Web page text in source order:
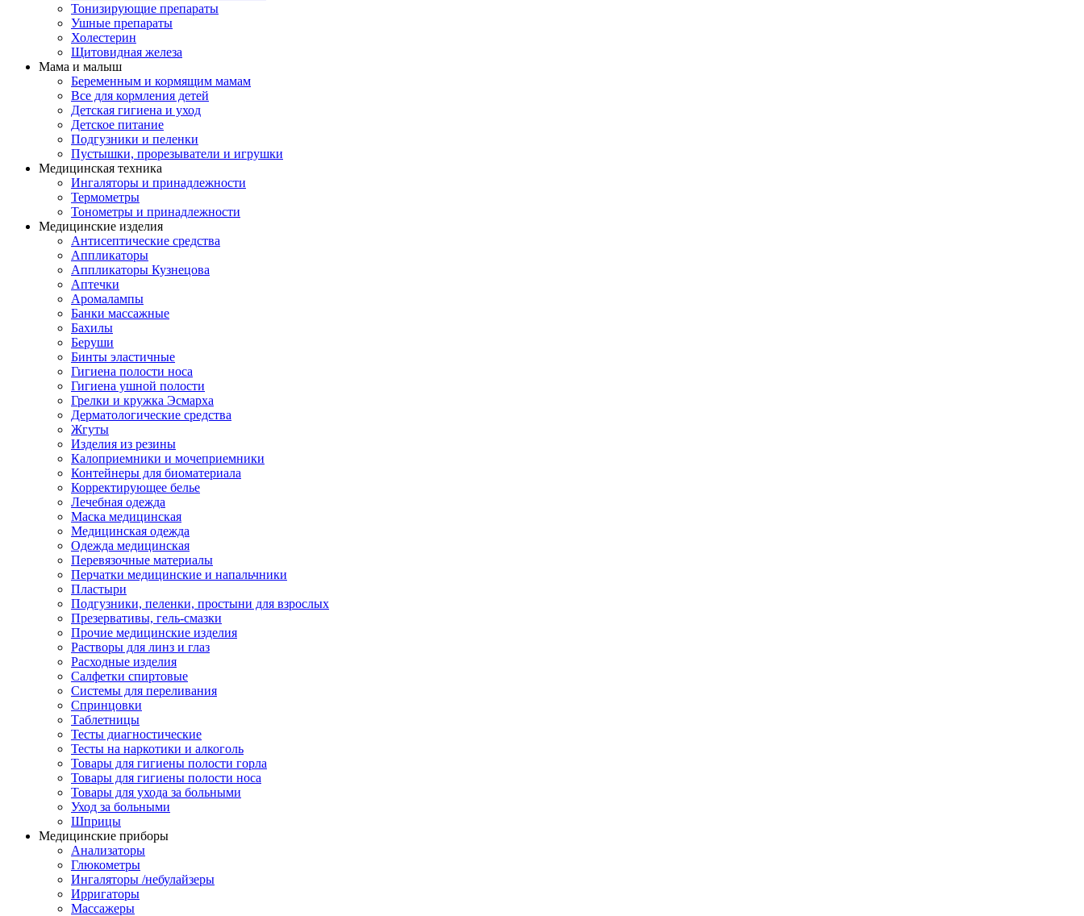
Тонизирующие препараты
Ушные препараты
Холестерин
Щитовидная железа
Мама и малыш
Беременным и кормящим мамам
Все для кормления детей
Детская гигиена и уход
Детское питание
Подгузники и пеленки
Пустышки, прорезыватели и игрушки
Медицинская техника
Ингаляторы и принадлежности
Термометры
Тонометры и принадлежности
Медицинские изделия
Антисептические средства
Аппликаторы
Аппликаторы Кузнецова
Аптечки
Аромалампы
Банки массажные
Бахилы
Беруши
Бинты эластичные
Гигиена полости носа
Гигиена ушной полости
Грелки и кружка Эсмарха
Дерматологические средства
Жгуты
Изделия из резины
Калоприемники и мочеприемники
Контейнеры для биоматериала
Корректирующее белье
Лечебная одежда
Маска медицинская
Медицинская одежда
Одежда медицинская
Перевязочные материалы
Перчатки медицинские и напальчники
Пластыри
Подгузники, пеленки, простыни для взрослых
Презервативы, гель-смазки
Прочие медицинские изделия
Растворы для линз и глаз
Расходные изделия
Салфетки спиртовые
Системы для переливания
Спринцовки
Таблетницы
Тесты диагностические
Тесты на наркотики и алкоголь
Товары для гигиены полости горла
Товары для гигиены полости носа
Товары для ухода за больными
Уход за больными
Шприцы
Медицинские приборы
Анализаторы
Глюкометры
Ингаляторы /небулайзеры
Ирригаторы
Массажеры